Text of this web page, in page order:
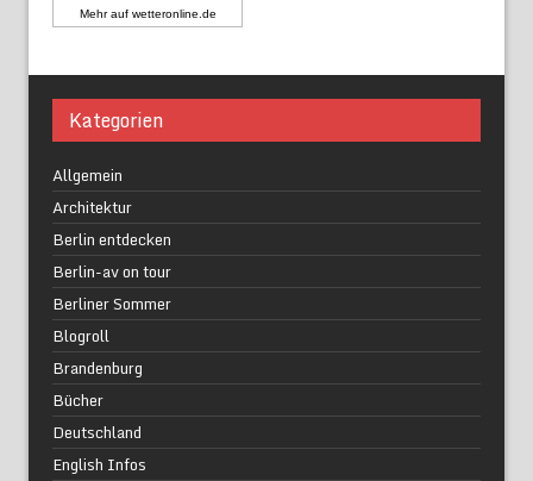
Mehr auf wetteronline.de
Kategorien
Allgemein
Architektur
Berlin entdecken
Berlin-av on tour
Berliner Sommer
Blogroll
Brandenburg
Bücher
Deutschland
English Infos